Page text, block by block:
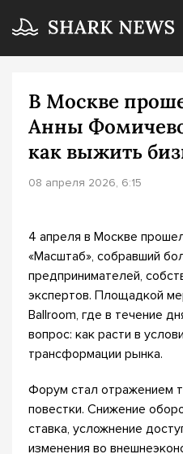
В Москве
Анны
как выжить
08 апреля 2026, 6:15
4 апреля в Москве
«Масштаб», собравший
предпринимателей,
экспертов. Площадкой
Ballroom, где в течение
вопрос: как расти в
трансформации рынка.
Форум стал отражением
повестки. Снижение
ставка, усложнение
изменения во